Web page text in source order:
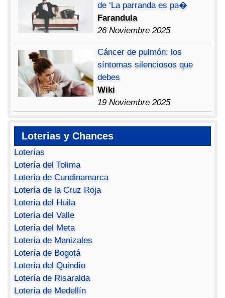
de ‘La parranda es pa�
Farandula
26 Noviembre 2025
Cáncer de pulmón: los
síntomas silenciosos que
debes
Wiki
19 Noviembre 2025
Loterias y Chances
Loterías
Lotería del Tolima
Lotería de Cundinamarca
Lotería de la Cruz Roja
Lotería del Huila
Lotería del Valle
Lotería del Meta
Lotería de Manizales
Lotería de Bogotá
Lotería del Quindío
Lotería de Risaralda
Lotería de Medellín